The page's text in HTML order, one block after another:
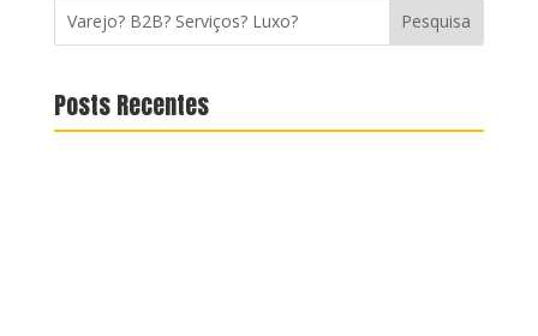
Posts Recentes